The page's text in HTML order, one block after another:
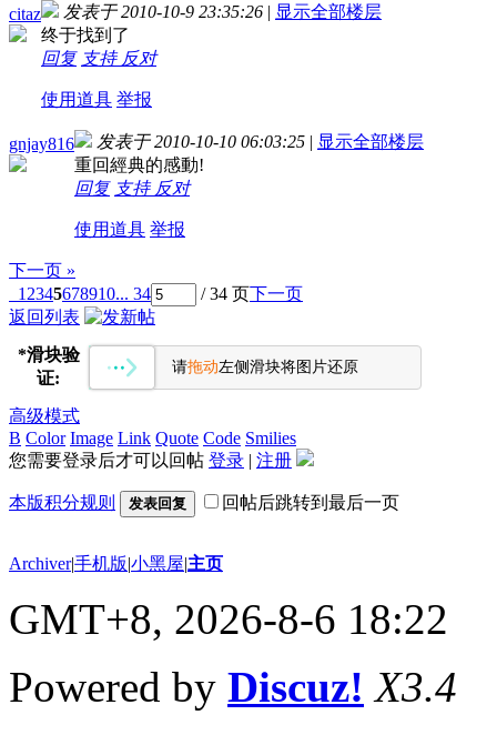
citaz 发表于 2010-10-9 23:35:26 | 显示全部楼层
终于找到了
回复 支持 反对
使用道具 举报
gnjay816 发表于 2010-10-10 06:03:25 | 显示全部楼层
重回經典的感動!
回复 支持 反对
使用道具 举报
下一页 »
1 2345678910... 34 / 34 页下一页
返回列表
*滑块验
证:
请拖动左侧滑块将图片还原
高级模式
B Color Image Link Quote Code Smilies
您需要登录后才可以回帖 登录 | 注册
本版积分规则 发表回复 回帖后跳转到最后一页
Archiver|手机版|小黑屋|主页
GMT+8, 2026-8-6 18:22
Powered by Discuz! X3.4